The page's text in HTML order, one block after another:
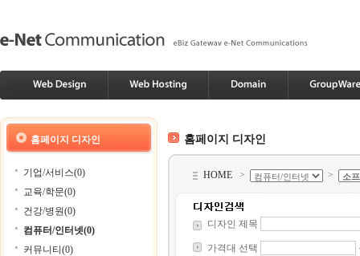
홈페이지 디자인
기업/서비스(0)
교육/학문(0)
건강/병원(0)
컴퓨터/인터넷(0)
커뮤니티(0)
홈페이지 디자인
HOME > >
디자인 제목
가격대 선택